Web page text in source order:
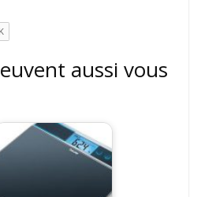
aussi vous